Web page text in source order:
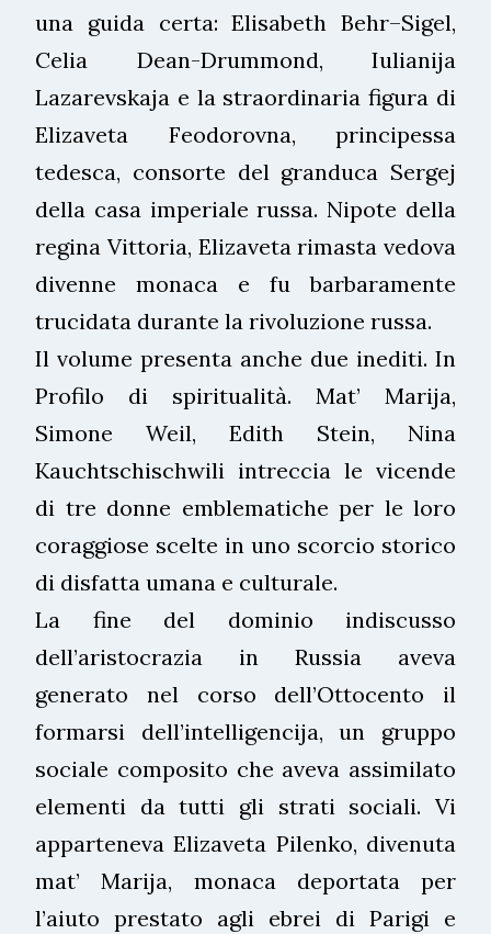
una guida certa: Elisabeth Behr–Sigel,
Celia Dean-Drummond, Iulianija
Lazarevskaja e la straordinaria figura di
Elizaveta Feodorovna, principessa
tedesca, consorte del granduca Sergej
della casa imperiale russa. Nipote della
regina Vittoria, Elizaveta rimasta vedova
divenne monaca e fu barbaramente
trucidata durante la rivoluzione russa.
Il volume presenta anche due inediti. In
Profilo di spiritualità. Mat’ Marija,
Simone Weil, Edith Stein, Nina
Kauchtschischwili intreccia le vicende
di tre donne emblematiche per le loro
coraggiose scelte in uno scorcio storico
di disfatta umana e culturale.
La fine del dominio indiscusso
dell’aristocrazia in Russia aveva
generato nel corso dell’Ottocento il
formarsi dell’intelligencija, un gruppo
sociale composito che aveva assimilato
elementi da tutti gli strati sociali. Vi
apparteneva Elizaveta Pilenko, divenuta
mat’ Marija, monaca deportata per
l’aiuto prestato agli ebrei di Parigi e